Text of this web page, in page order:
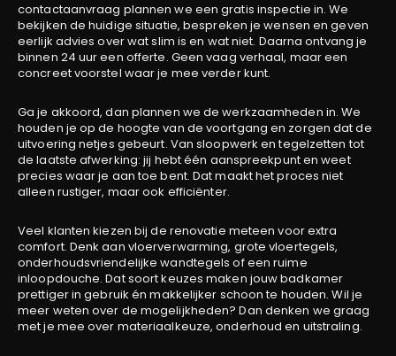
contactaanvraag plannen we een gratis inspectie in. We
bekijken de huidige situatie, bespreken je wensen en geven
eerlijk advies over wat slim is en wat niet. Daarna ontvang je
binnen 24 uur een offerte. Geen vaag verhaal, maar een
concreet voorstel waar je mee verder kunt.
Ga je akkoord, dan plannen we de werkzaamheden in. We
houden je op de hoogte van de voortgang en zorgen dat de
uitvoering netjes gebeurt. Van sloopwerk en tegelzetten tot
de laatste afwerking: jij hebt één aanspreekpunt en weet
precies waar je aan toe bent. Dat maakt het proces niet
alleen rustiger, maar ook efficiënter.
Veel klanten kiezen bij de renovatie meteen voor extra
comfort. Denk aan vloerverwarming, grote vloertegels,
onderhoudsvriendelijke wandtegels of een ruime
inloopdouche. Dat soort keuzes maken jouw badkamer
prettiger in gebruik én makkelijker schoon te houden. Wil je
meer weten over de mogelijkheden? Dan denken we graag
met je mee over materiaalkeuze, onderhoud en uitstraling.